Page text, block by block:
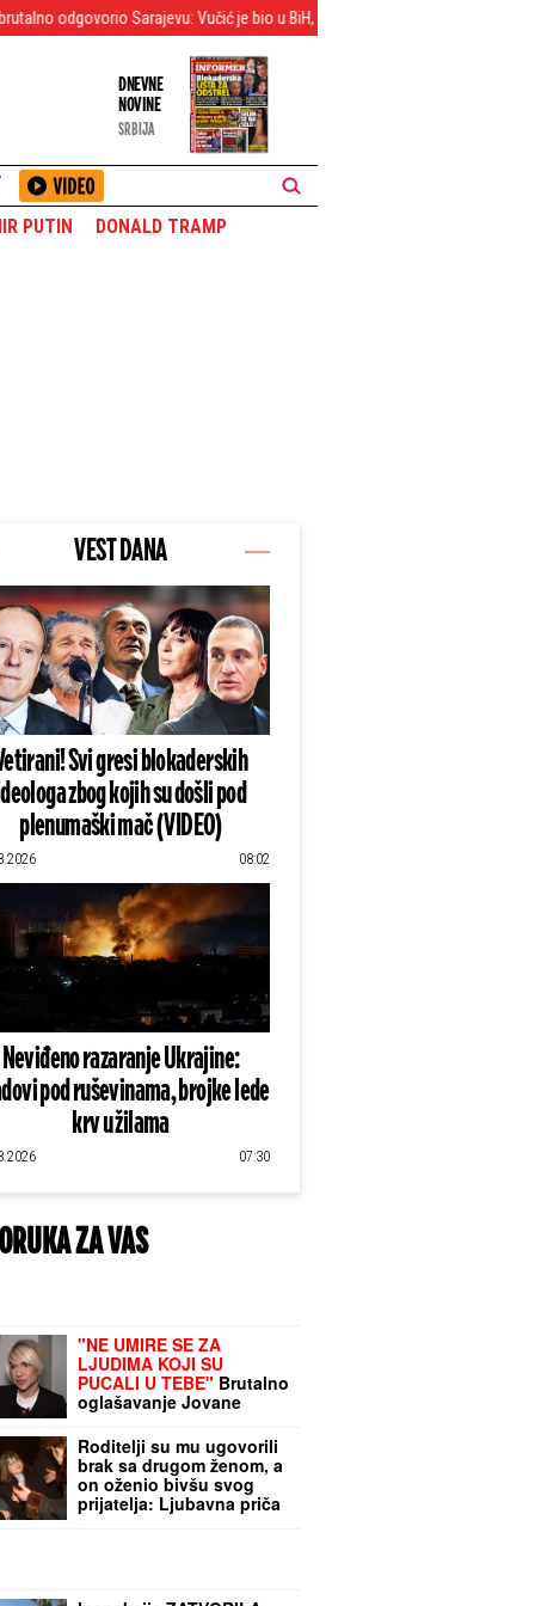
Sarajevu: Vučić je bio u BiH, bio vam je dostupan - Zašto ga niste priveli?
DNEVNE
NOVINE
SRBIJA
PUTIN DONALD TRAMP
VEST DANA
Svi gresi blokaderskih
zbog kojih su došli pod
plenumaški mač (VIDEO)
08:02
Neviđeno razaranje Ukrajine:
pod ruševinama, brojke lede
krv u žilama
07:30
ZA VAS
"NE UMIRE SE ZA
LJUDIMA KOJI SU
PUCALI U TEBE" Brutalno
oglašavanje Jovane
veridbe Dragana
Stankovića: "Znali su šta
rade"
Roditelji su mu ugovorili
brak sa drugom ženom, a
on oženio bivšu svog
prijatelja: Ljubavna priča